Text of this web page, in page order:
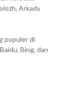
Arkady
populer di
Bing, dan